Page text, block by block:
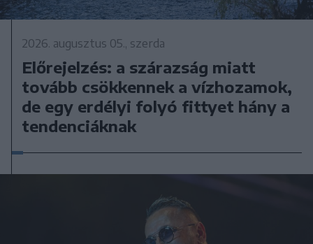
2026. augusztus 05., szerda
Előrejelzés: a szárazság miatt
tovább csökkennek a vízhozamok,
de egy erdélyi folyó fittyet hány a
tendenciáknak